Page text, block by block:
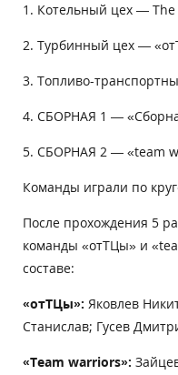
1. Котельный цех — The
2. Турбинный цех —
3. Топливо-
4. СБОРНАЯ 1 —
5. СБОРНАЯ 2 — «team
Команды играли по
После прохождения 5
команды «отТЦы» и
составе:
«отТЦы»: Яковлев
Станислав; Гусев
«Team warriors»: